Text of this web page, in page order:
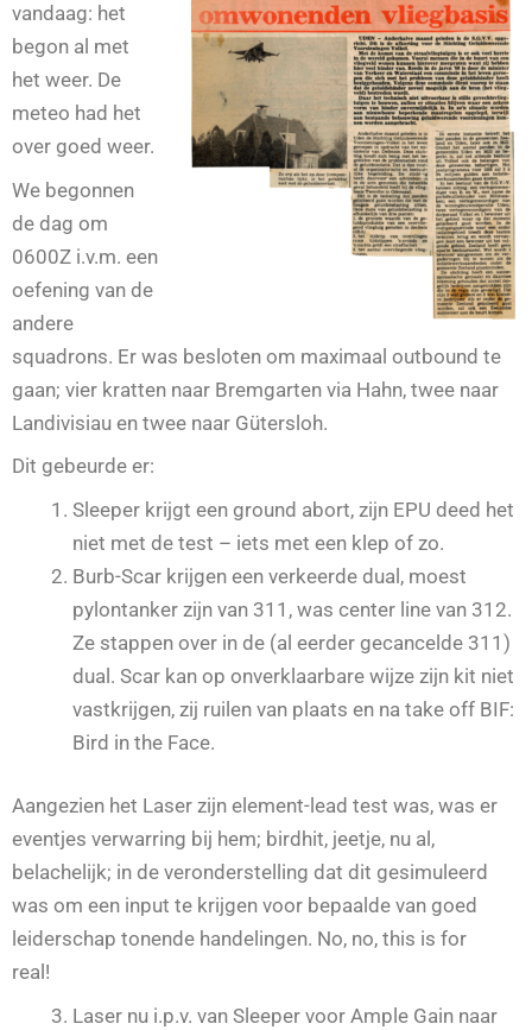
vandaag: het
begon al met
het weer. De
meteo had het
over goed weer.
We begonnen
de dag om
0600Z i.v.m. een
oefening van de
andere
squadrons. Er was besloten om maximaal outbound te
gaan; vier kratten naar Bremgarten via Hahn, twee naar
Landivisiau en twee naar Gütersloh.
Dit gebeurde er:
Sleeper krijgt een ground abort, zijn EPU deed het
niet met de test – iets met een klep of zo.
Burb-Scar krijgen een verkeerde dual, moest
pylontanker zijn van 311, was center line van 312.
Ze stappen over in de (al eerder gecancelde 311)
dual. Scar kan op onverklaarbare wijze zijn kit niet
vastkrijgen, zij ruilen van plaats en na take off BIF:
Bird in the Face.
Aangezien het Laser zijn element-lead test was, was er
eventjes verwarring bij hem; birdhit, jeetje, nu al,
belachelijk; in de veronderstelling dat dit gesimuleerd
was om een input te krijgen voor bepaalde van goed
leiderschap tonende handelingen. No, no, this is for
real!
Laser nu i.p.v. van Sleeper voor Ample Gain naar